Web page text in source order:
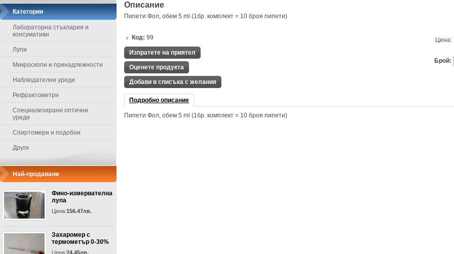
Категории
Лабораторна стъклария и
консумативи
Лупи
Микроскопи и принадлежности
Наблюдателни уреди
Рефрактометри
Специализирани оптични
уреди
Спиртомери и подобни
Други
Най-продавани
Фино-измервателна
лупа
Цена:156.47лв.
Захаромер с
термометър 0-30%
Цена:24.45лв.
Описание
Пипети Фол, обем 5 ml (1бр. комплект = 10 броя пипети)
Код: 99 Цена:
Брой:
Изпратете на приятел
Оценете продукта
Добави в списъка с желания
Подробно описание
Пипети Фол, обем 5 ml (1бр. комплект = 10 броя пипети)